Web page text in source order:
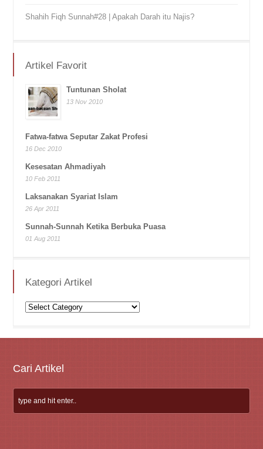
Shahih Fiqh Sunnah#28 | Apakah Darah itu Najis?
Artikel Favorit
Tuntunan Sholat
13 Nov 2010
Fatwa-fatwa Seputar Zakat Profesi
16 Dec 2010
Kesesatan Ahmadiyah
10 Feb 2011
Laksanakan Syariat Islam
26 Apr 2011
Sunnah-Sunnah Ketika Berbuka Puasa
01 Aug 2011
Kategori Artikel
Kategori
Cari Artikel